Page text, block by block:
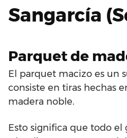
Sangarcía
Parquet de
El parquet macizo es un
consiste en tiras hechas
madera noble.
Esto significa que todo